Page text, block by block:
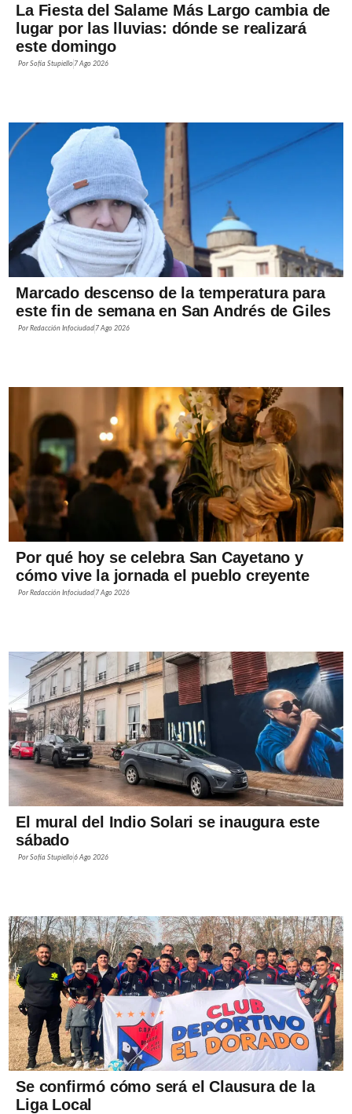
La Fiesta del Salame Más Largo cambia de
lugar por las lluvias: dónde se realizará
este domingo
PorSofía Stupiello 7 Ago 2026
Marcado descenso de la temperatura para
este fin de semana en San Andrés de Giles
PorRedacción Infociudad 7 Ago 2026
Por qué hoy se celebra San Cayetano y
cómo vive la jornada el pueblo creyente
PorRedacción Infociudad 7 Ago 2026
El mural del Indio Solari se inaugura este
sábado
PorSofía Stupiello6 Ago 2026
Se confirmó cómo será el Clausura de la
Liga Local